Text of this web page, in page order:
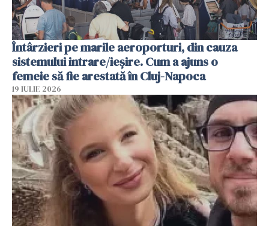
Întârzieri pe marile aeroporturi, din cauza
sistemului intrare/ieșire. Cum a ajuns o
femeie să fie arestată în Cluj-Napoca
19 IULIE 2026